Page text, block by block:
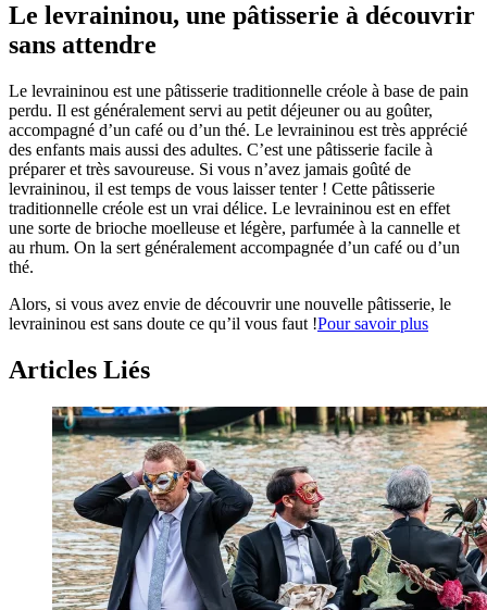
Le levraininou, une pâtisserie à découvrir
sans attendre
Le levraininou est une pâtisserie traditionnelle créole à base de pain
perdu. Il est généralement servi au petit déjeuner ou au goûter,
accompagné d’un café ou d’un thé. Le levraininou est très apprécié
des enfants mais aussi des adultes. C’est une pâtisserie facile à
préparer et très savoureuse. Si vous n’avez jamais goûté de
levraininou, il est temps de vous laisser tenter ! Cette pâtisserie
traditionnelle créole est un vrai délice. Le levraininou est en effet
une sorte de brioche moelleuse et légère, parfumée à la cannelle et
au rhum. On la sert généralement accompagnée d’un café ou d’un
thé.
Alors, si vous avez envie de découvrir une nouvelle pâtisserie, le
levraininou est sans doute ce qu’il vous faut !Pour savoir plus
Articles Liés